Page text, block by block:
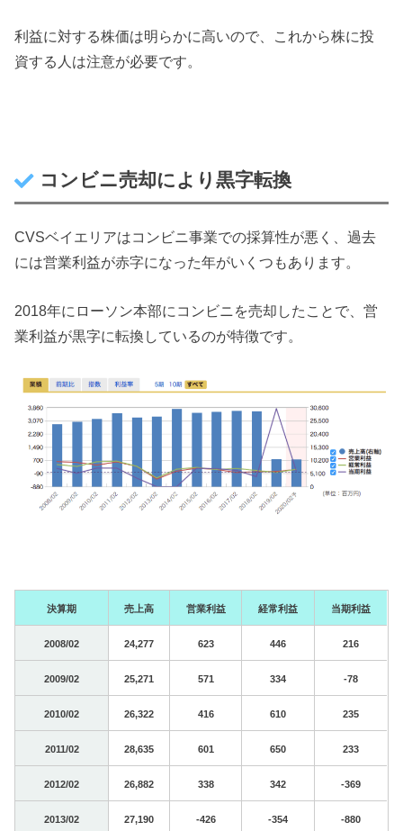
利益に対する株価は明らかに高いので、これから株に投
資する人は注意が必要です。
コンビニ売却により黒字転換
CVSベイエリアはコンビニ事業での採算性が悪く、過去
には営業利益が赤字になった年がいくつもあります。
2018年にローソン本部にコンビニを売却したことで、営
業利益が黒字に転換しているのが特徴です。
決算期 売上高 営業利益 経常利益 当期利益
2008/02 24,277 623 446 216
2009/02 25,271 571 334 -78
2010/02 26,322 416 610 235
2011/02 28,635 601 650 233
2012/02 26,882 338 342 -369
2013/02 27,190 -426 -354 -880